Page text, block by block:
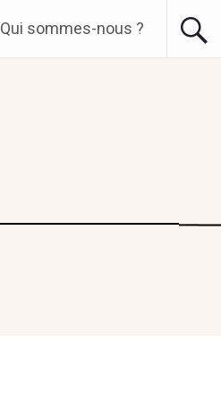
Qui sommes-nous ?